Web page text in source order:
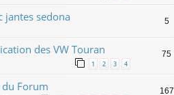
jantes sedona 5
des VW Touran
1 2 3 4
75
du Forum 167